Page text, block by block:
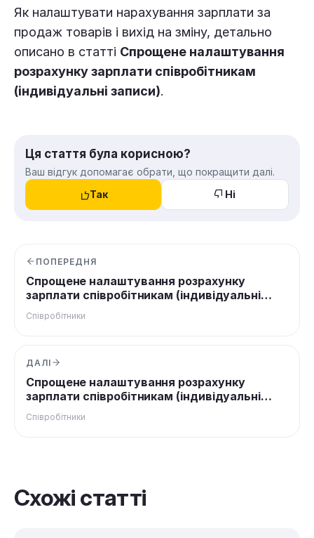
Як налаштувати нарахування зарплати за
продаж товарів і вихід на зміну, детально
описано в статті Спрощене налаштування
розрахунку зарплати співробітникам
(індивідуальні записи).
Ця стаття була корисною?
Ваш відгук допомагає обрати, що покращити далі.
Так
Ні
ПОПЕРЕДНЯ
Спрощене налаштування розрахунку
зарплати співробітникам (індивідуальні
послуги)
Співробітники
ДАЛІ
Спрощене налаштування розрахунку
зарплати співробітникам (індивідуальні
послуги)
Співробітники
Схожі статті